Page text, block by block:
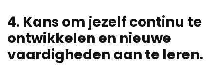
4. Kans om jezelf continu te
ontwikkelen en nieuwe
vaardigheden aan te leren.